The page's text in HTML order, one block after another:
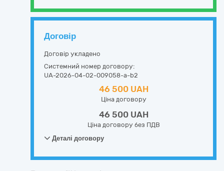
Договір
Договір укладено
Системний номер договору:
UA-2026-04-02-009058-a-b2
46 500 UAH
Ціна договору
46 500 UAH
Ціна договору без ПДВ
Деталі договору